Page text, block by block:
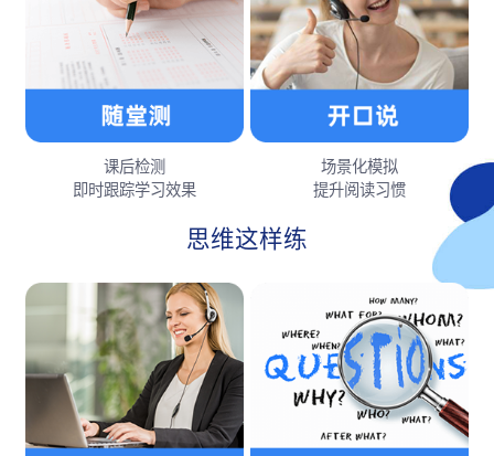
课后检测
即时跟踪学习效果
场景化模拟
提升阅读习惯
思维这样练